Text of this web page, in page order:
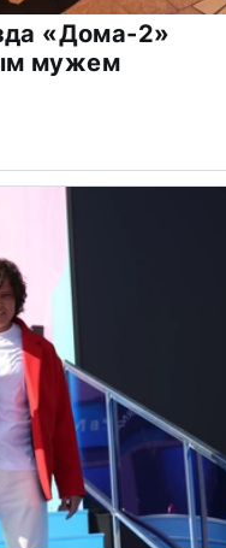
«Дома-2»
мужем